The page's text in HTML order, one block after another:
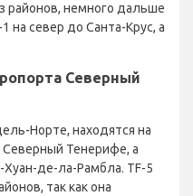
районов, немного дальше
на север до Санта-Крус, а
Северный
Норте, находятся на
Северный Тенерифе, а
де-ла-Рамбла. TF-5
так как она